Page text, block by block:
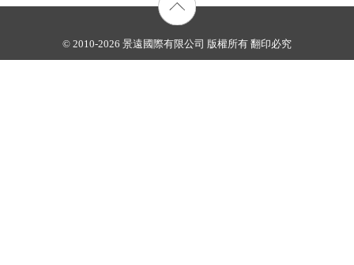
© 2010-2026 景遠國際有限公司 版權所有 翻印必究